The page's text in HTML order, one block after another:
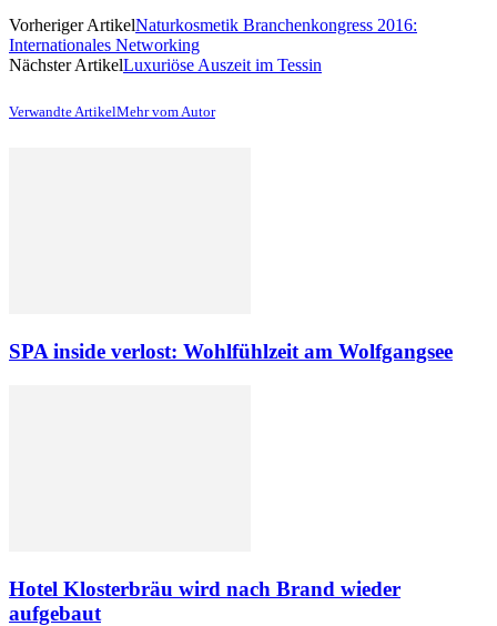
Vorheriger ArtikelNaturkosmetik Branchenkongress 2016:
Internationales Networking
Nächster ArtikelLuxuriöse Auszeit im Tessin
Verwandte ArtikelMehr vom Autor
SPA inside verlost: Wohlfühlzeit am Wolfgangsee
Hotel Klosterbräu wird nach Brand wieder
aufgebaut